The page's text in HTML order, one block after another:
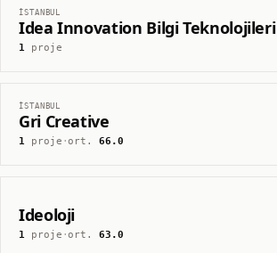
İSTANBUL
Idea Innovation Bilgi Teknolojileri
1proje
İSTANBUL
Gri Creative
1proje ·ort.66.0
Ideoloji
1proje ·ort.63.0